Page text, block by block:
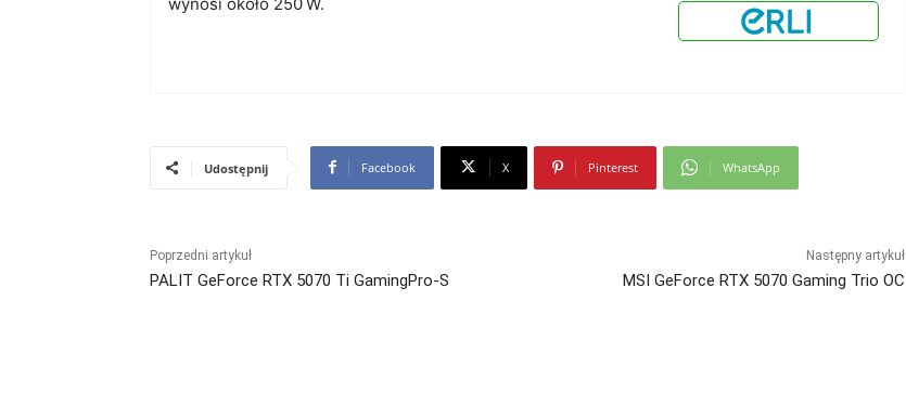
Udostępnij Facebook X Pinterest WhatsApp
Poprzedni artykuł
PALIT GeForce RTX 5070 Ti GamingPro‑S
Następny artykuł
MSI GeForce RTX 5070 Gaming Trio OC